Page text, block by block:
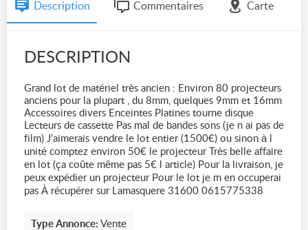
Description Commentaires Carte
DESCRIPTION
Grand lot de matériel très ancien : Environ 80 projecteurs
anciens pour la plupart , du 8mm, quelques 9mm et 16mm
Accessoires divers Enceintes Platines tourne disque
Lecteurs de cassette Pas mal de bandes sons (je n ai pas de
film) J’aimerais vendre le lot entier (1500€) ou sinon à l
unité comptez environ 50€ le projecteur Très belle affaire
en lot (ça coûte même pas 5€ l article) Pour la livraison, je
peux expédier un projecteur Pour le lot je m en occuperai
pas À récupérer sur Lamasquere 31600 0615775338
Type Annonce: Vente